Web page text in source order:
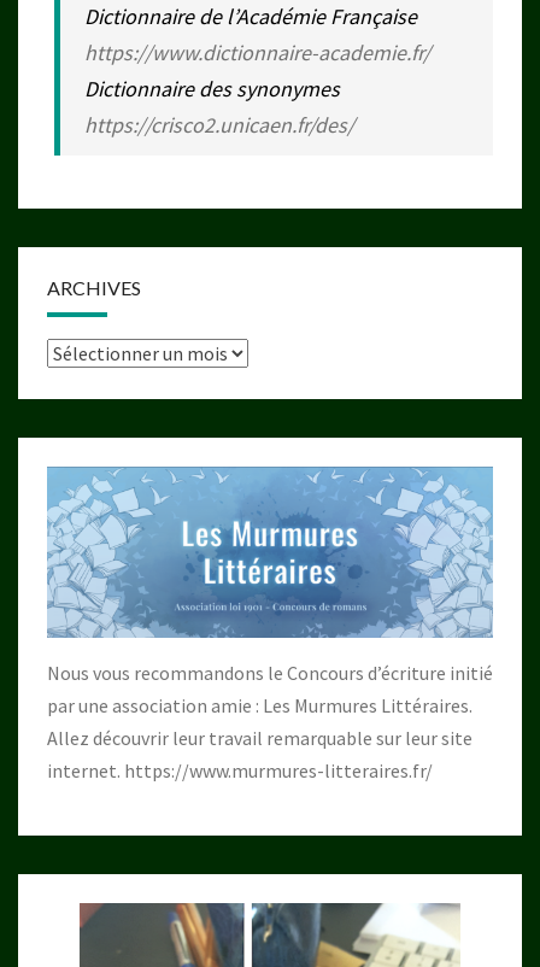
Dictionnaire de l’Académie Française
https://www.dictionnaire-academie.fr/
Dictionnaire des synonymes
https://crisco2.unicaen.fr/des/
ARCHIVES
Archives
Nous vous recommandons le Concours d’écriture initié
par une association amie : Les Murmures Littéraires.
Allez découvrir leur travail remarquable sur leur site
internet. https://www.murmures-litteraires.fr/